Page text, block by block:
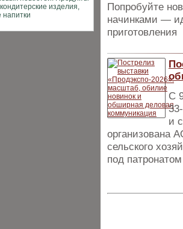
Попробуйте
начинками —
приготовления
С
и
организована
сельского
под